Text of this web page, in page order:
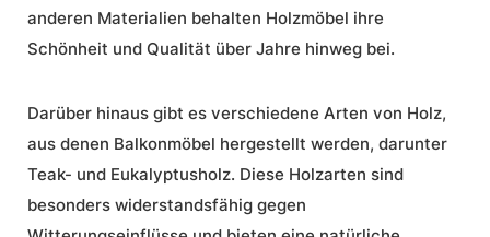
anderen Materialien behalten Holzmöbel ihre
Schönheit und Qualität über Jahre hinweg bei.
Darüber hinaus gibt es verschiedene Arten von Holz,
aus denen Balkonmöbel hergestellt werden, darunter
Teak- und Eukalyptusholz. Diese Holzarten sind
besonders widerstandsfähig gegen